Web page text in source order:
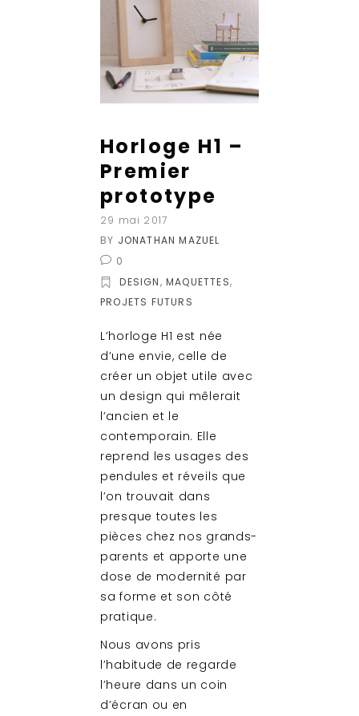
Horloge H1 –
Premier
prototype
29 mai 2017
BY JONATHAN MAZUEL
0
DESIGN,MAQUETTES,
PROJETS FUTURS
L’horloge H1 est née
d’une envie, celle de
créer un objet utile avec
un design qui mêlerait
l’ancien et le
contemporain. Elle
reprend les usages des
pendules et réveils que
l’on trouvait dans
presque toutes les
pièces chez nos grands-
parents et apporte une
dose de modernité par
sa forme et son côté
pratique.
Nous avons pris
l’habitude de regarde
l’heure dans un coin
d’écran ou en